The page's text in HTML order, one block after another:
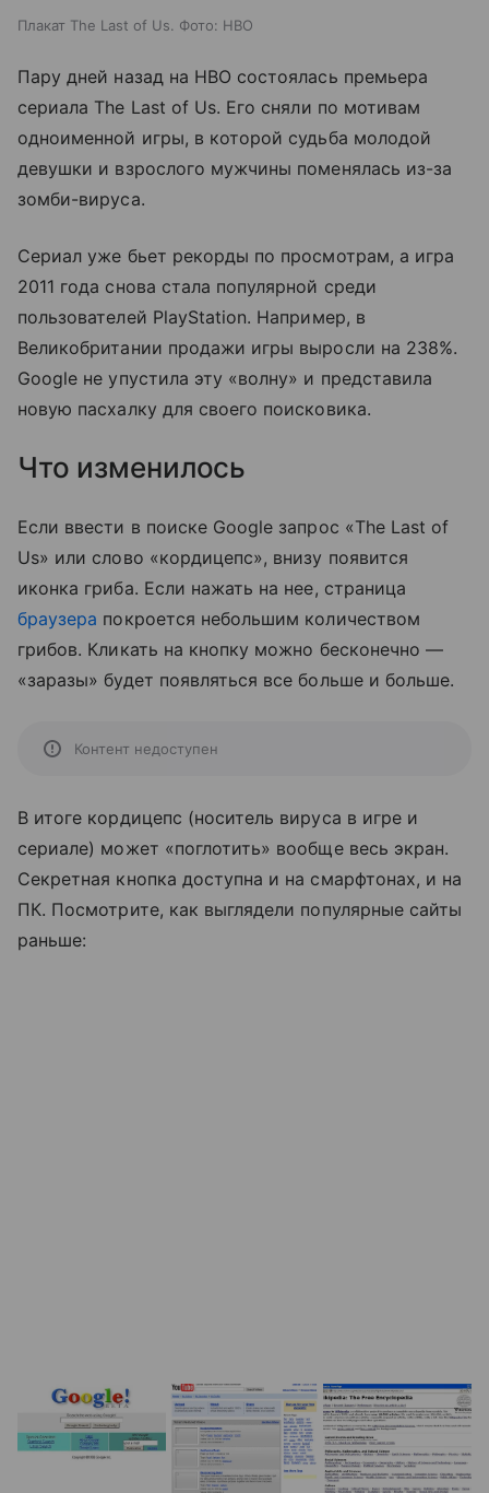
Плакат The Last of Us. Фото: HBO
Пару дней назад на HBO состоялась премьера
сериала The Last of Us. Его сняли по мотивам
одноименной игры, в которой судьба молодой
девушки и взрослого мужчины поменялась из-за
зомби-вируса.
Сериал уже бьет рекорды по просмотрам, а игра
2011 года снова стала популярной среди
пользователей PlayStation. Например, в
Великобритании продажи игры выросли на 238%.
Google не упустила эту «волну» и представила
новую пасхалку для своего поисковика.
Что изменилось
Если ввести в поиске Google запрос «The Last of
Us» или слово «кордицепс», внизу появится
иконка гриба. Если нажать на нее, страница
браузера покроется небольшим количеством
грибов. Кликать на кнопку можно бесконечно —
«заразы» будет появляться все больше и больше.
Контент недоступен
В итоге кордицепс (носитель вируса в игре и
сериале) может «поглотить» вообще весь экран.
Секретная кнопка доступна и на смарфтонах, и на
ПК. Посмотрите, как выглядели популярные сайты
раньше: